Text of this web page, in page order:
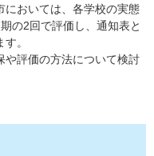
においては、各学校の実態
の2回で評価し、通知表と
。
評価の方法について検討